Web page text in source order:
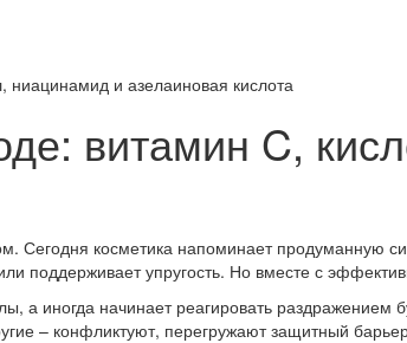
ниацинамид и азелаиновая кислота
витамин C,
косметика напоминает продуманную
поддерживает упругость. Но вместе с
иногда начинает реагировать раздражением
– конфликтуют, перегружают защитный